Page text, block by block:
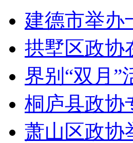
建德市举办
拱墅区政协
界别“双月”
桐庐县政协
萧山区政协